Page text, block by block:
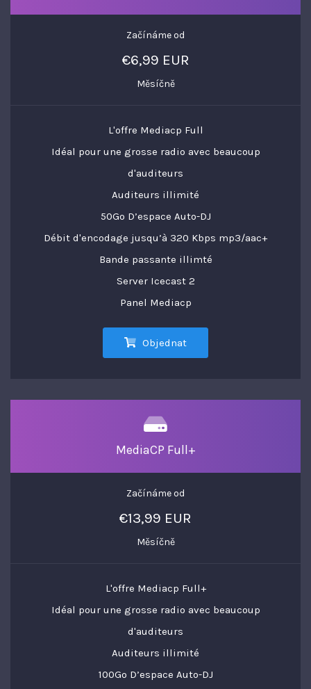
Začínáme od
€6,99 EUR
Měsíčně
L'offre Mediacp Full
Idéal pour une grosse radio avec beaucoup
d'auditeurs
Auditeurs illimité
50Go D’espace Auto-DJ
Débit d'encodage jusqu’à 320 Kbps mp3/aac+
Bande passante illimté
Server Icecast 2
Panel Mediacp
Objednat
MediaCP Full+
Začínáme od
€13,99 EUR
Měsíčně
L'offre Mediacp Full+
Idéal pour une grosse radio avec beaucoup
d'auditeurs
Auditeurs illimité
100Go D’espace Auto-DJ